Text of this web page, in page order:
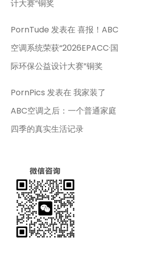
计大赛”铜奖
PornTude 发表在喜报！ABC
空调系统荣获“2026EPACC·国
际环保公益设计大赛”铜奖
PornPics 发表在我家装了
ABC空调之后：一个普通家庭
四季的真实生活记录